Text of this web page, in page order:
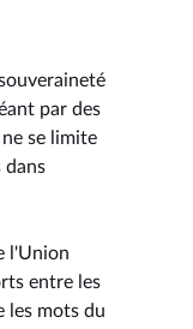
par des
se limite
dans
l'Union
entre les
les mots du